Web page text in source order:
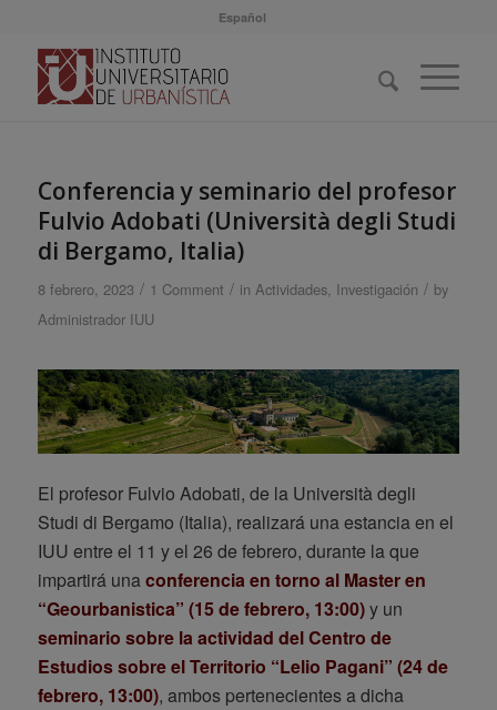
Español
Conferencia y seminario del profesor
Fulvio Adobati (Università degli Studi
di Bergamo, Italia)
8 febrero, 2023 / 1 Comment / in Actividades, Investigación / by
Administrador IUU
El profesor Fulvio Adobati, de la Università degli
Studi di Bergamo (Italia), realizará una estancia en el
IUU entre el 11 y el 26 de febrero, durante la que
impartirá unaconferencia en torno al Master en
“Geourbanistica” (15 de febrero, 13:00)y un
seminario sobre la actividad del Centro de
Estudios sobre el Territorio “Lelio Pagani” (24 de
febrero, 13:00), ambos pertenecientes a dicha